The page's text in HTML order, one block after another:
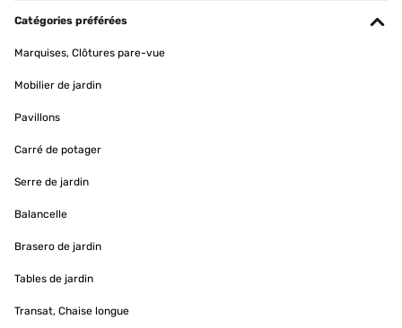
Bad sehr klein ist und wir ihn zur Ergänzung für die
Fußbodenheizung benötigen. Die Installation durch einen
und Qualität hat auch einen guten Eindruck gemacht. Außerdem
ist Kratz und stoßfest.Angeschlossen ist der Heizkörper relativ
schnell.Klasse Ergänzung für unsere Handtücher, nun haben diese
vorgewärmt! ️
Amazon-Benutzer
Catégories préférées
Marquises, Clôtures pare-vue
Mobilier de jardin
Pavillons
Carré de potager
Serre de jardin
Balancelle
Brasero de jardin
Tables de jardin
Transat, Chaise longue